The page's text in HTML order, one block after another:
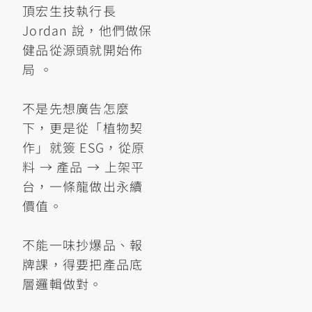
頂宏生技執行長
Jordan 說，他們做保
健品從源頭就開始佈
局 。
不是先想廣告怎麼
下，更是從「植物契
作」就簽 ESG，從原
料 → 產品 → 上架平
台，一條龍做出永續
價值。
不能一味抄爆品、報
牌課，得要把產品底
層邏輯做對。